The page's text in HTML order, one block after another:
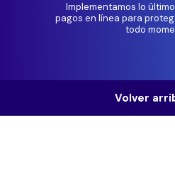
Implementamos lo
pagos en línea para
todo
Volver